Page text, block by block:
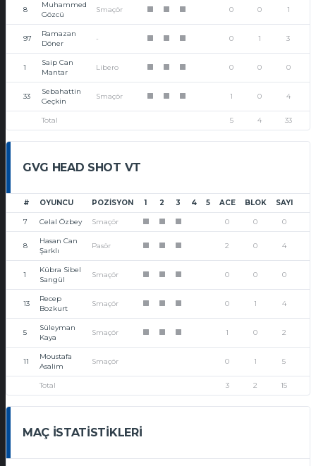
8
Muhammed
Gözcü
Smaçör 0 0 1
97
Ramazan
Döner
- 0 1 3
1
Saip Can
Mantar
Libero 0 0 0
33
Sebahattin
Geçkin
Smaçör 1 0 4
Total 5 4 33
GVG HEAD SHOT VT
# OYUNCU POZISYON 1 2 3 4 5 ACE BLOK SAYI
7 Celal Özbey Smaçör 0 0 0
8
Hasan Can
Şarklı
Pasör 2 0 4
1
Kübra Sibel
Sarıgül
Smaçör 0 0 0
13
Recep
Bozkurt
Smaçör 0 1 4
5
Süleyman
Kaya
Smaçör 1 0 2
11
Moustafa
Asalim
Smaçör 0 1 5
Total 3 2 15
MAÇ İSTATISTIKLERI